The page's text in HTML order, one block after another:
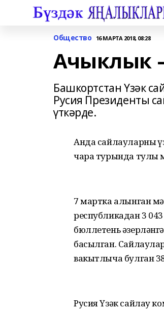
Общество 16 МАРТА 2018, 08:28
Ачыклык
Башкортстан Үзәк
Русия Президенты
үткәрде.
Анда сайлауларның
чара турында тулы
7 мартка алынган
республикадан 3
бюллетень
басылган.
вакытлыча булган
Русия Үзәк сайлау